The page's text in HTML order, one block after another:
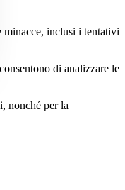
minacce, inclusi i tentativi
di analizzare le
nonché per la